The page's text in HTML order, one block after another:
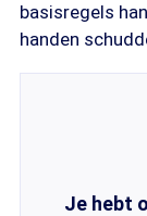
basisregels
handen
Je hebt